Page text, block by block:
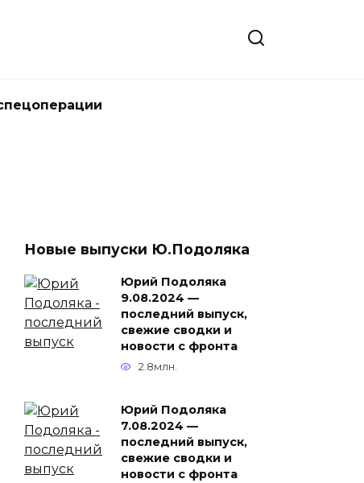
Новые выпуски Ю.Подоляка
Юрий Подоляка
9.08.2024 —
последний выпуск,
свежие сводки и
новости с фронта
2.8млн.
Юрий Подоляка
7.08.2024 —
последний выпуск,
свежие сводки и
новости с фронта